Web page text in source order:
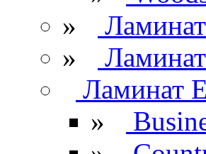
»
»
Ламинат
»